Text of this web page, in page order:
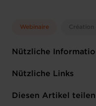
Webinaire Création
Nützliche
Mittwoch 8 Jul 2026
Online Workshop
Nützliche Links
Anmelden
Diesen Artikel teilen